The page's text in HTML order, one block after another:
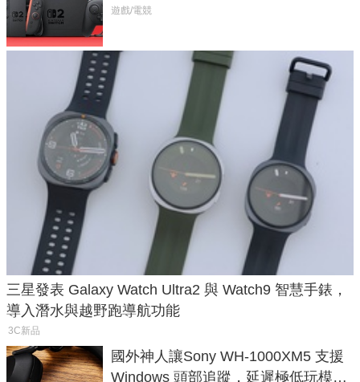
戲卡的選擇
遊戲/電競
三星發表 Galaxy Watch Ultra2 與 Watch9 智慧手錶，
導入潛水與越野跑導航功能
3C新品
國外神人讓Sony WH-1000XM5 支援
Windows 頭部追蹤，延遲極低玩模擬